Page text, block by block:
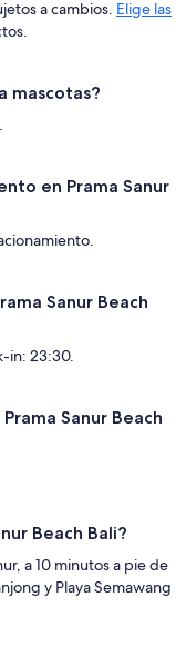
a cambios. Elige las
mascotas?
en Prama Sanur
Sanur Beach
in: 23:30.
Sanur Beach
Beach Bali?
a 10 minutos a pie de
y Playa Semawang